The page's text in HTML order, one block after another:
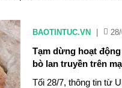
BAOTINTUC.VN
Tạm dừng hoạt
bò lan truyền trên
Tối 28/7, thông tin từ